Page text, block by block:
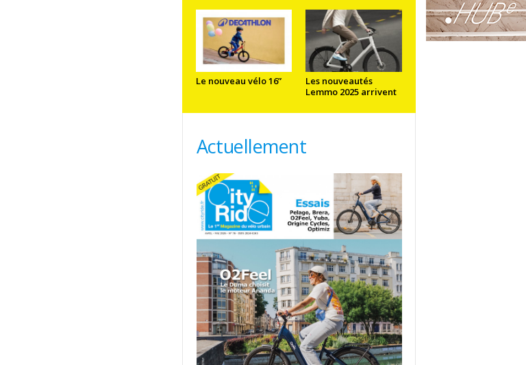
Le nouveau vélo 16”
Les nouveautés
Lemmo 2025 arrivent
Actuellement